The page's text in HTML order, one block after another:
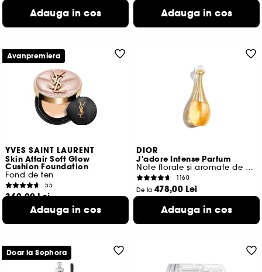
Adauga in cos
1.138,00 Lei
4 variante disponibile
Adauga in cos
YVES SAINT LAURENT
Skin Affair Soft Glow
Cushion Foundation
Fond de ten
55
360,00 Lei
413,79 Lei /100g
10 variante disponibile
Adauga in cos
Avanpremiera
DIOR
J'adore Intense Parfum
Note florale și aromate de miere
1160
De la 478,00 Lei
1.362,00 Lei
3 variante disponibile
Adauga in cos
Doar la Sephora